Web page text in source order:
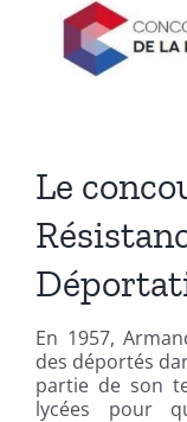
Le
En 1957,
des déportés
partie de son
lycées pour